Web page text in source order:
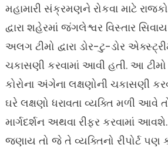
મહામારી સંક્રમણને રોકવા માટે
દ્વારા શહેરમાં જંગલેશ્વર વિસ્તાર
અલગ ટીમો દ્વારા ડોર-ટુ-ડોર
ચકાસણી કરવામાં આવી હતી. આ ટીમો
કોરોના અંગેના લક્ષણોની ચકાસણી
ઘરે લક્ષણો ધરાવતા વ્યક્તિ મળી આવે
માર્ગદર્શન અથવા રીફર કરવામાં
જણાય તો જે તે વ્યક્તિનો રીપોર્ટ